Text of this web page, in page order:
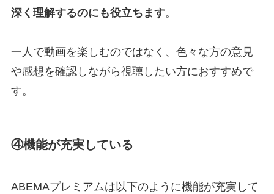
深く理解するのにも役立ちます。
一人で動画を楽しむのではなく、色々な方の意見
や感想を確認しながら視聴したい方におすすめで
す。
④機能が充実している
ABEMAプレミアムは以下のように機能が充実して